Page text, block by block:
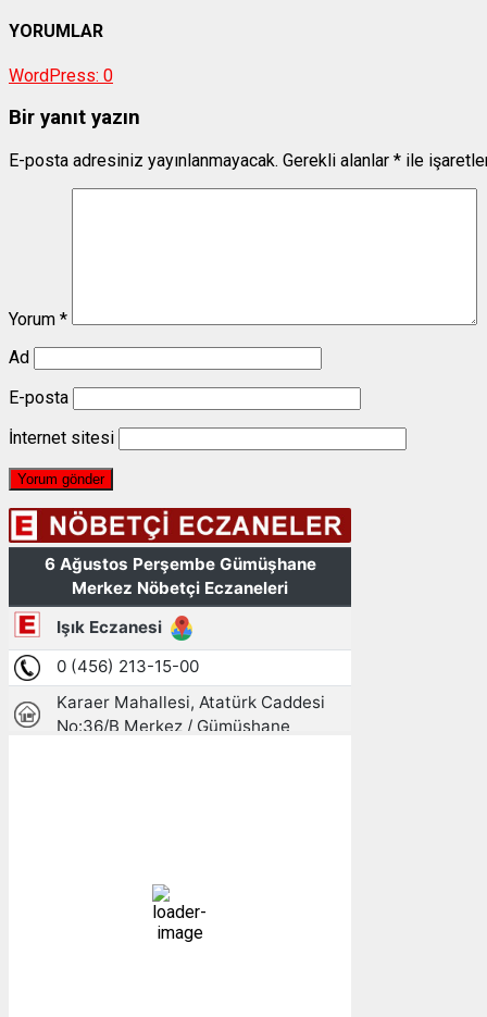
YORUMLAR
WordPress: 0
Bir yanıt yazın
E-posta adresiniz yayınlanmayacak. Gerekli alanlar * ile
Yorum *
Ad
E-posta
İnternet sitesi
95 %
1013 mb